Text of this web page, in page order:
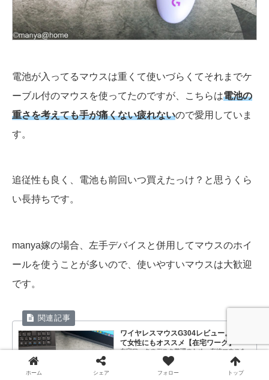
電池が入ってるマウスは重くて使いづらくてそれまでケ
ーブル付のマウスを使ってたのですが、こちらは電池の
重さを考えても手が痛くない疲れないので愛用していま
す。
追従性も良く、電池も前回いつ買えたっけ？と思うくら
い長持ちです。
manya嫁の場合、左手デバイスと併用してマウスのホイ
ールを使うことが多いので、使いやすいマウスは大歓迎
です。
ワイヤレスマウスG304レビュー。軽く
て女性にもオススメ【在宅ワーク】
在宅ワークのデスク整理のため、有線マウスを
やめてスッキリしたい。カラフルなワイヤレス
マウスは無いのかな？手が小さくても使える？
そんな疑問に答えます。ゲーミングマウス
Logicool「G304」は、むしろデスクワーク向け
ホーム シェア フォロー トップ